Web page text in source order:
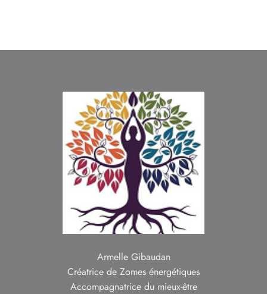
Armelle Gibaudan
Créatrice de Zomes énergétiques
Accompagnatrice du mieux-être